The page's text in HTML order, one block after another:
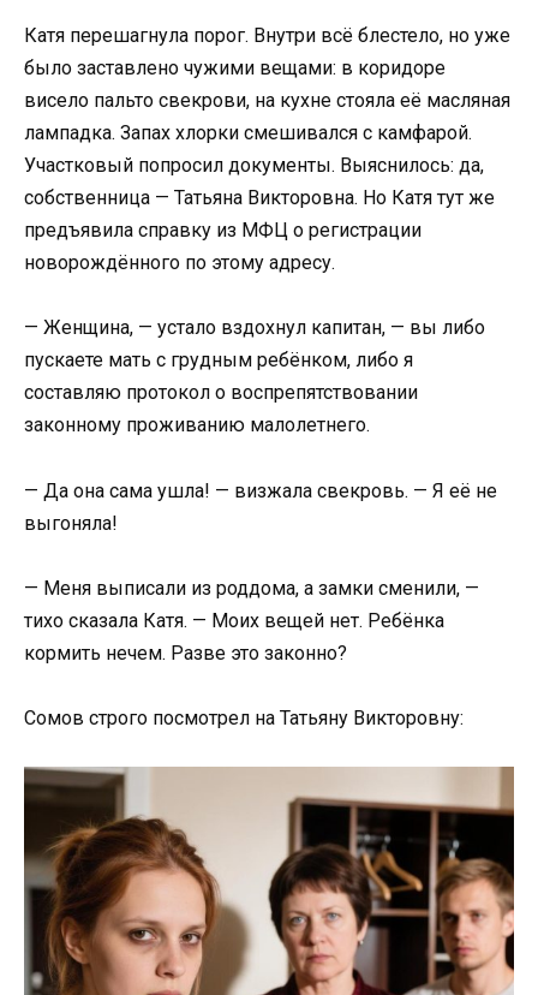
Катя перешагнула порог. Внутри всё блестело, но уже
было заставлено чужими вещами: в коридоре
висело пальто свекрови, на кухне стояла её масляная
лампадка. Запах хлорки смешивался с камфарой.
Участковый попросил документы. Выяснилось: да,
собственница — Татьяна Викторовна. Но Катя тут же
предъявила справку из МФЦ о регистрации
новорождённого по этому адресу.
— Женщина, — устало вздохнул капитан, — вы либо
пускаете мать с грудным ребёнком, либо я
составляю протокол о воспрепятствовании
законному проживанию малолетнего.
— Да она сама ушла! — визжала свекровь. — Я её не
выгоняла!
— Меня выписали из роддома, а замки сменили, —
тихо сказала Катя. — Моих вещей нет. Ребёнка
кормить нечем. Разве это законно?
Сомов строго посмотрел на Татьяну Викторовну: